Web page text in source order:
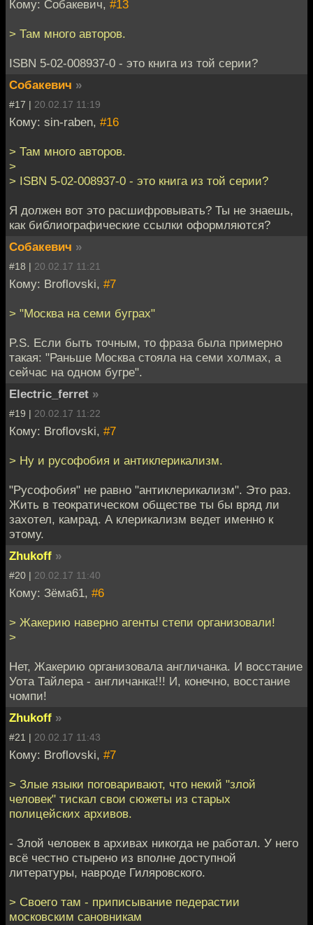
Кому: Собакевич, #13
> Там много авторов.
ISBN 5-02-008937-0 - это книга из той серии?
Собакевич »
#17 | 20.02.17 11:19
Кому: sin-raben, #16
> Там много авторов.
>
> ISBN 5-02-008937-0 - это книга из той серии?
Я должен вот это расшифровывать? Ты не знаешь,
как библиографические ссылки оформляются?
Собакевич »
#18 | 20.02.17 11:21
Кому: Broflovski, #7
> "Москва на семи буграх"
P.S. Если быть точным, то фраза была примерно
такая: "Раньше Москва стояла на семи холмах, а
сейчас на одном бугре".
Electric_ferret »
#19 | 20.02.17 11:22
Кому: Broflovski, #7
> Ну и русофобия и антиклерикализм.
"Русофобия" не равно "антиклерикализм". Это раз.
Жить в теократическом обществе ты бы вряд ли
захотел, камрад. А клерикализм ведет именно к
этому.
Zhukoff »
#20 | 20.02.17 11:40
Кому: Зёма61, #6
> Жакерию наверно агенты степи организовали!
>
Нет, Жакерию организовала англичанка. И восстание
Уота Тайлера - англичанка!!! И, конечно, восстание
чомпи!
Zhukoff »
#21 | 20.02.17 11:43
Кому: Broflovski, #7
> Злые языки поговаривают, что некий "злой
человек" тискал свои сюжеты из старых
полицейских архивов.
- Злой человек в архивах никогда не работал. У него
всё честно стырено из вполне доступной
литературы, навроде Гиляровского.
> Своего там - приписывание педерастии
московским сановникам